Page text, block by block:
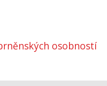
osobností